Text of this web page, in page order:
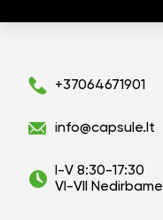
+37064671901
info@capsule.lt
I-V 8:30-17:30
VI-VII Nedirbame